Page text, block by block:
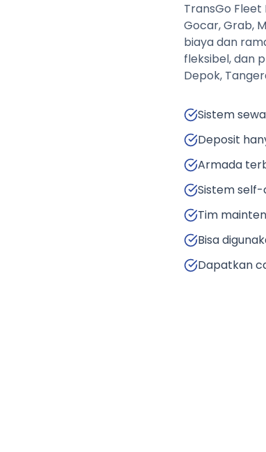
TransGo
Gocar, Grab,
biaya dan
fleksibel, dan
Depok,
Sistem
Deposit
Armada
Sistem
Tim
Bisa
Dapatkan